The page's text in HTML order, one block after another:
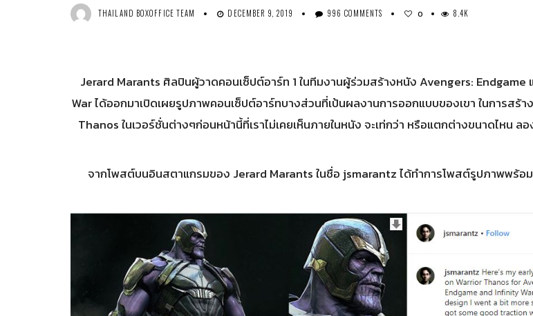
THAILAND BOXOFFICE TEAM DECEMBER 9, 2019 996 COMMENTS 0 8.4K
Jerard Marants ศิลปินผู้วาดคอนเซ็ปต์อาร์ท 1 ในทีมงานผู้ร่วมสร้างหนัง Avengers: Endgame
War ได้ออกมาเปิดเผยรูปภาพคอนเซ็ปต์อาร์ทบางส่วนที่เป้นผลงานการออกแบบของเขา ในการสร้า
Thanos ในเวอร์ชั่นต่างๆก่อนหน้านี้ที่เราไม่เคยเห็นภายในหนัง จะเท่กว่า หรือแตกต่างขนาดไหน ล
จากโพสต์บนอินสตาแกรมของ Jerard Marants ในชื่อ jsmarantz ได้ทำการโพสต์รูปภาพพร้อ